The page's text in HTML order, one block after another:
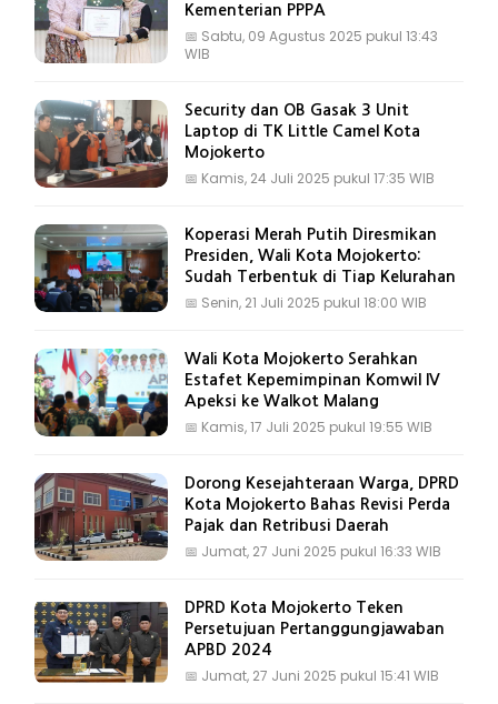
Kementerian PPPA
📅 Sabtu, 09 Agustus 2025 pukul 13:43
WIB
Security dan OB Gasak 3 Unit
Laptop di TK Little Camel Kota
Mojokerto
📅 Kamis, 24 Juli 2025 pukul 17:35 WIB
Koperasi Merah Putih Diresmikan
Presiden, Wali Kota Mojokerto:
Sudah Terbentuk di Tiap Kelurahan
📅 Senin, 21 Juli 2025 pukul 18:00 WIB
Wali Kota Mojokerto Serahkan
Estafet Kepemimpinan Komwil IV
Apeksi ke Walkot Malang
📅 Kamis, 17 Juli 2025 pukul 19:55 WIB
Dorong Kesejahteraan Warga, DPRD
Kota Mojokerto Bahas Revisi Perda
Pajak dan Retribusi Daerah
📅 Jumat, 27 Juni 2025 pukul 16:33 WIB
DPRD Kota Mojokerto Teken
Persetujuan Pertanggungjawaban
APBD 2024
📅 Jumat, 27 Juni 2025 pukul 15:41 WIB